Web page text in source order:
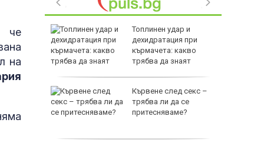
че
на
това
Топлинен удар и
дехидратация при
кърмачета: какво
трябва да знаят
Кървене след секс –
трябва ли да се
притесняваме?